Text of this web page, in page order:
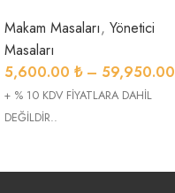
Makam Masaları, Yönetici
Masaları
5,600.00 ₺ – 59,950.00
+ % 10 KDV FİYATLARA DAHİL
DEĞİLDİR..